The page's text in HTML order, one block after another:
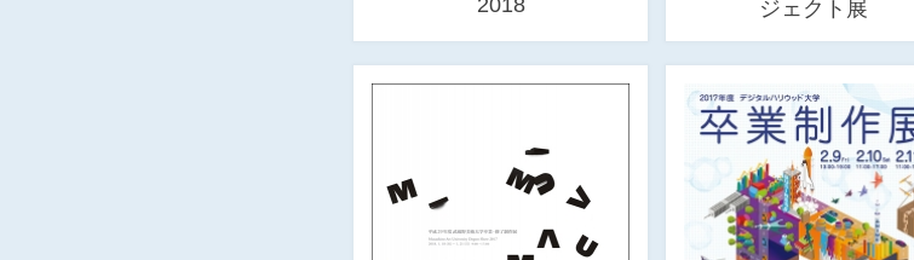
ジェクト展